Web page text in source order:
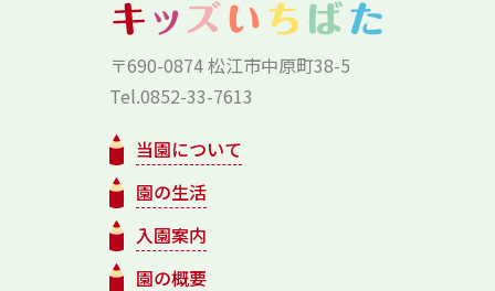
〒690-0874 松江市中原町38-5
Tel.0852-33-7613
当園について
園の生活
入園案内
園の概要